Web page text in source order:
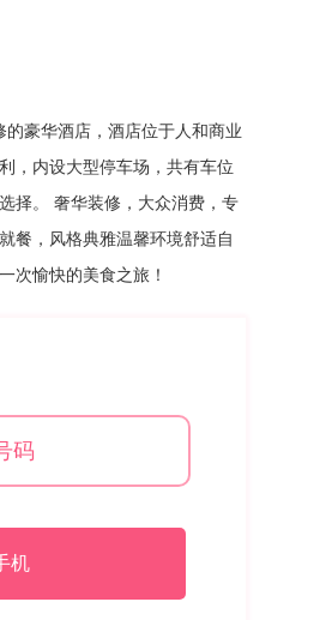
豪华酒店，酒店位于人和商业
，内设大型停车场，共有车位
择。 奢华装修，大众消费，专
餐，风格典雅温馨环境舒适自
次愉快的美食之旅！
机